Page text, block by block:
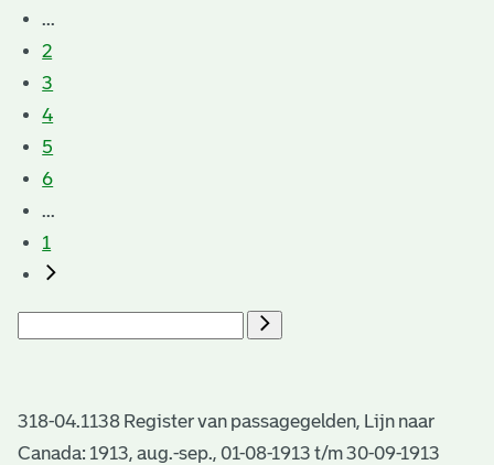
...
2
3
4
5
6
...
1
318-04.1138 Register van passagegelden, Lijn naar
Canada: 1913, aug.-sep., 01-08-1913 t/m 30-09-1913